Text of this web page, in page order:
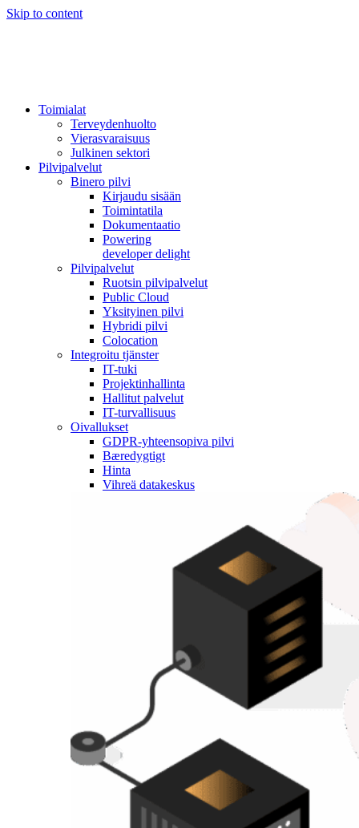
Skip to content
Toimialat
Terveydenhuolto
Vierasvaraisuus
Julkinen sektori
Pilvipalvelut
Binero pilvi
Kirjaudu sisään
Toimintatila
Dokumentaatio
Powering
developer delight
Pilvipalvelut
Ruotsin pilvipalvelut
Public Cloud
Yksityinen pilvi
Hybridi pilvi
Colocation
Integroitu tjänster
IT-tuki
Projektinhallinta
Hallitut palvelut
IT-turvallisuus
Oivallukset
GDPR-yhteensopiva pilvi
Bæredygtigt
Hinta
Vihreä datakeskus